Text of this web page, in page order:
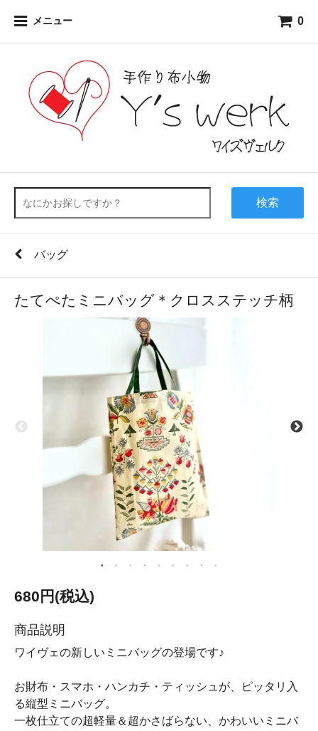
メニュー 0
検索
バッグ
たてぺたミニバッグ＊クロスステッチ柄
680円(税込)
商品説明
ワイヴェの新しいミニバッグの登場です♪
お財布・スマホ・ハンカチ・ティッシュが、ピッタリ入
る縦型ミニバッグ。
一枚仕立ての超軽量＆超かさばらない、かわいいミニバ